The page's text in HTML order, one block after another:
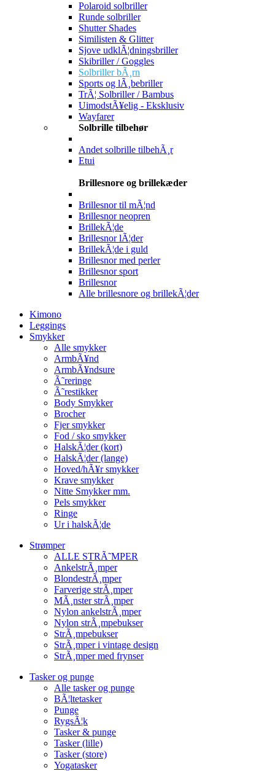
Polaroid solbriller
Runde solbriller
Shutter Shades
Similisten & Glitter
Sjove udklÃ¦dningsbriller
Skibriller / Goggles
Solbriller bÃ¸rn
Sports og lÃ¸bebriller
TrÃ¦ Solbriller / Bambus
UimodstÃ¥elig - Eksklusiv
Wayfarer
Solbrille tilbehør
Andet solbrille tilbehÃ¸r
Etui
Brillesnore og brillekæder
Brillesnor til mÃ¦nd
Brillesnor neopren
BrillekÃ¦de
Brillesnor lÃ¦der
BrillekÃ¦de i guld
Brillesnor med perler
Brillesnor sport
Brillesnor
Alle brillesnore og brillekÃ¦der
Kimono
Leggings
Smykker
Alle smykker
ArmbÃ¥nd
ArmbÃ¥ndsure
Ã˜reringe
Ã˜restikker
Body Smykker
Brocher
Fjer smykker
Fod / sko smykker
HalskÃ¦der (kort)
HalskÃ¦der (lange)
Hoved/hÃ¥r smykker
Krave smykker
Nitte Smykker mm.
Pels smykker
Ringe
Ur i halskÃ¦de
Strømper
ALLE STRÃ˜MPER
AnkelstrÃ¸mper
BlondestrÃ¸mper
Farverige strÃ¸mper
MÃ¸nster strÃ¸mper
Nylon ankelstrÃ¸mper
Nylon strÃ¸mpebukser
StrÃ¸mpebukser
StrÃ¸mper i vintage design
StrÃ¸mper med frynser
Tasker og punge
Alle tasker og punge
BÃ¦ltetasker
Punge
RygsÃ¦k
Tasker & punge
Tasker (lille)
Tasker (store)
Yogatasker